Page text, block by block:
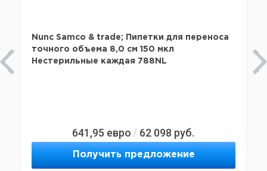
Nunc Samco & trade; Пипетки для переноса
точного объема 8,0 см 150 мкл
Нестерильные каждая 788NL
641,95 евро / 62 098 руб.
Получить предложение